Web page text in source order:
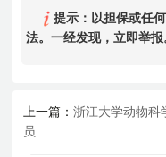
提示：以担保或任
法。一经发现，立即举报
上一篇：浙江大学动物科
员